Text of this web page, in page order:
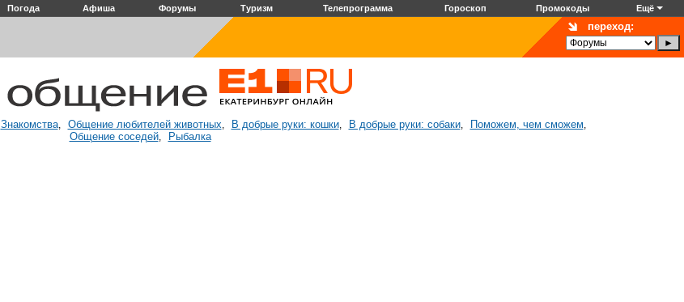
Погода Афиша Форумы Туризм Телепрограмма Гороскоп Промокоды Ещё
переход:
Знакомства, Общение любителей животных, В добрые руки: кошки, В добрые руки: собаки, Поможем, чем сможем,
Общение соседей, Рыбалка